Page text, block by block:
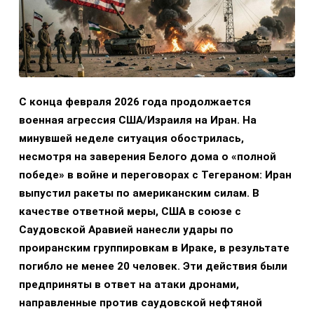
С конца февраля 2026 года продолжается
военная агрессия США/Израиля на Иран. На
минувшей неделе ситуация обострилась,
несмотря на заверения Белого дома о «полной
победе» в войне и переговорах с Тегераном: Иран
выпустил ракеты по американским силам. В
качестве ответной меры, США в союзе с
Саудовской Аравией нанесли удары по
проиранским группировкам в Ираке, в результате
погибло не менее 20 человек. Эти действия были
предприняты в ответ на атаки дронами,
направленные против саудовской нефтяной